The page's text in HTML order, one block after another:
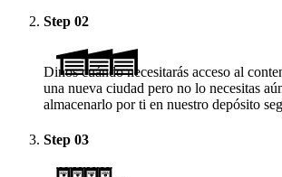
Step 02
Dinos cuándo necesitarás acceso al
una nueva ciudad pero no lo necesitas
almacenarlo por ti en nuestro depósito
Step 03